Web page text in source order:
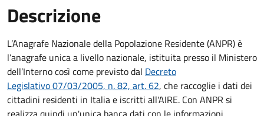
Descrizione
L’Anagrafe Nazionale della Popolazione Residente (ANPR) è
l’anagrafe unica a livello nazionale, istituita presso il Ministero
dell’Interno così come previsto dal Decreto
Legislativo 07/03/2005, n. 82, art. 62, che raccoglie i dati dei
cittadini residenti in Italia e iscritti all'AIRE. Con ANPR si